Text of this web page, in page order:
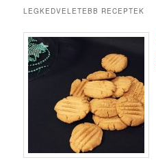
LEGKEDVELETEBB RECEPTEK